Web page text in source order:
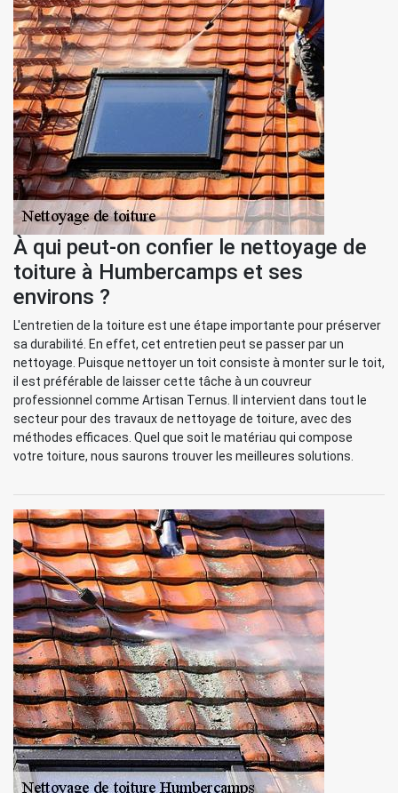
À qui peut-on confier le nettoyage de
toiture à Humbercamps et ses
environs ?
L'entretien de la toiture est une étape importante pour préserver
sa durabilité. En effet, cet entretien peut se passer par un
nettoyage. Puisque nettoyer un toit consiste à monter sur le toit,
il est préférable de laisser cette tâche à un couvreur
professionnel comme Artisan Ternus. Il intervient dans tout le
secteur pour des travaux de nettoyage de toiture, avec des
méthodes efficaces. Quel que soit le matériau qui compose
votre toiture, nous saurons trouver les meilleures solutions.